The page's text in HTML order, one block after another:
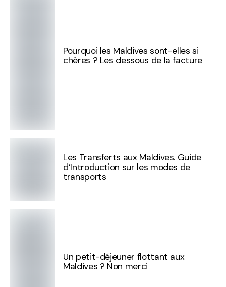
Pourquoi les Maldives sont-elles si
chères ? Les dessous de la facture
Les Transferts aux Maldives. Guide
d’Introduction sur les modes de
transports
Un petit-déjeuner flottant aux
Maldives ? Non merci